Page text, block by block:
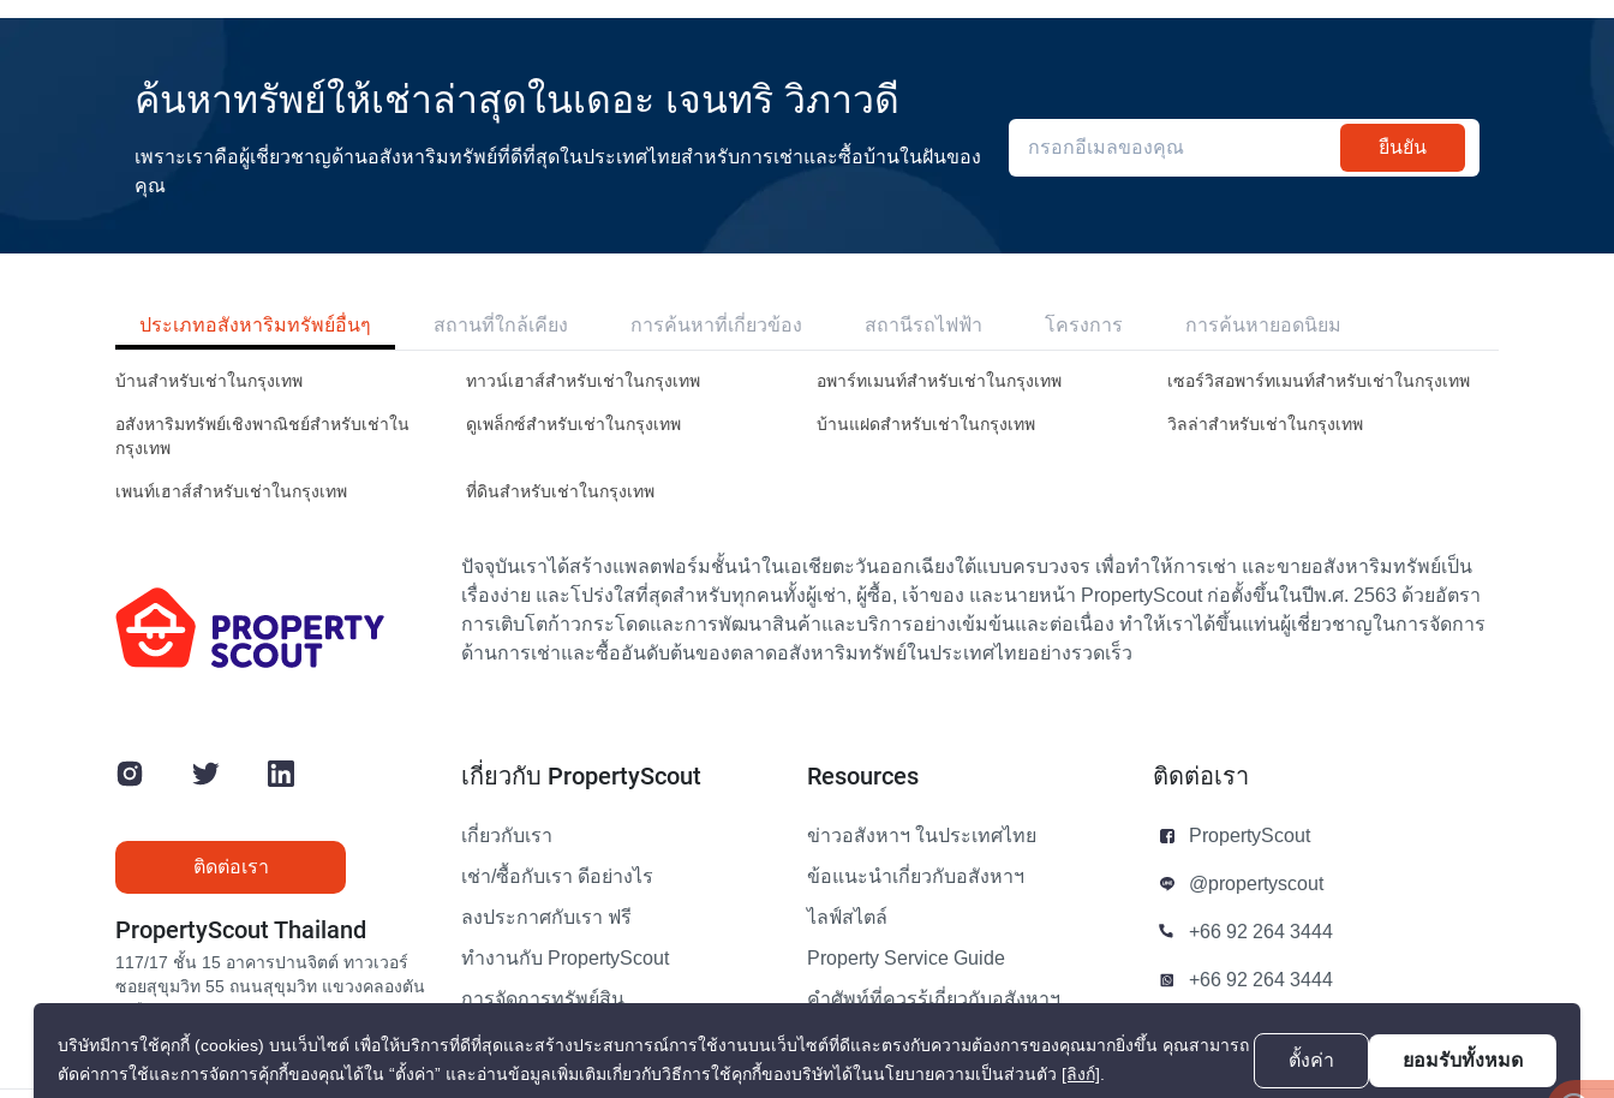
ค้นหาทรัพย์ให้เช่าล่าสุดในเดอะ เจนทริ วิภาวดี
เพราะเราคือผู้เชี่ยวชาญด้านอสังหาริมทรัพย์ที่ดีที่สุดในประเทศไทยสำหรับการเช่าและซื้อบ้านในฝันของ
คุณ
ยืนยัน
ประเภทอสังหาริมทรัพย์อื่นๆ สถานที่ใกล้เคียง การค้นหาที่เกี่ยวข้อง สถานีรถไฟฟ้า โครงการ การค้นหายอดนิยม
บ้านสำหรับเช่าในกรุงเทพ ทาวน์เฮาส์สำหรับเช่าในกรุงเทพ อพาร์ทเมนท์สำหรับเช่าในกรุงเทพ เซอร์วิสอพาร์ทเมนท์สำหรับเช่าในกรุงเทพ
อสังหาริมทรัพย์เชิงพาณิชย์สำหรับเช่าใน
กรุงเทพ
ดูเพล็กซ์สำหรับเช่าในกรุงเทพ บ้านแฝดสำหรับเช่าในกรุงเทพ วิลล่าสำหรับเช่าในกรุงเทพ
เพนท์เฮาส์สำหรับเช่าในกรุงเทพ ที่ดินสำหรับเช่าในกรุงเทพ
ปัจจุบันเราได้สร้างแพลตฟอร์มชั้นนำในเอเชียตะวันออกเฉียงใต้แบบครบวงจร เพื่อทำให้การเช่า และขายอสังหาริมทรัพย์เป็น
เรื่องง่าย และโปร่งใสที่สุดสำหรับทุกคนทั้งผู้เช่า, ผู้ซื้อ, เจ้าของ และนายหน้า PropertyScout ก่อตั้งขึ้นในปีพ.ศ. 2563 ด้วยอัตรา
การเติบโตก้าวกระโดดและการพัฒนาสินค้าและบริการอย่างเข้มข้นและต่อเนื่อง ทำให้เราได้ขึ้นแท่นผู้เชี่ยวชาญในการจัดการ
ด้านการเช่าและซื้ออันดับต้นของตลาดอสังหาริมทรัพย์ในประเทศไทยอย่างรวดเร็ว
ติดต่อเรา
PropertyScout Thailand
117/17 ชั้น 15 อาคารปานจิตต์ ทาวเวอร์
ซอยสุขุมวิท 55 ถนนสุขุมวิท แขวงคลองตัน
เกี่ยวกับ PropertyScout
เกี่ยวกับเรา
เช่า/ซื้อกับเรา ดีอย่างไร
ลงประกาศกับเรา ฟรี
ทำงานกับ PropertyScout
การจัดการทรัพย์สิน
ติดต่อเรา
Resources
ข่าวอสังหาฯ ในประเทศไทย
ข้อแนะนำเกี่ยวกับอสังหาฯ
ไลฟ์สไตล์
Property Service Guide
คำศัพท์ที่ควรรู้เกี่ยวกับอสังหาฯ
แผนผังเว็บไซต์
ติดต่อเรา
PropertyScout
@propertyscout
+66 92 264 3444
+66 92 264 3444
contact@propertyscout.co.th
บริษัทมีการใช้คุกกี้ (cookies) บนเว็บไซต์ เพื่อให้บริการที่ดีที่สุดและสร้างประสบการณ์การใช้งานบนเว็บไซต์ที่ดีและตรงกับความต้องการของคุณมากยิ่งขึ้น คุณสามารถ
ตัดค่าการใช้และการจัดการคุ้กกี้ของคุณได้ใน “ตั้งค่า” และอ่านข้อมูลเพิ่มเติมเกี่ยวกับวิธีการใช้คุกกี้ของบริษัทได้ในนโยบายความเป็นส่วนตัว [ลิงก์].
ตั้งค่า ยอมรับทั้งหมด